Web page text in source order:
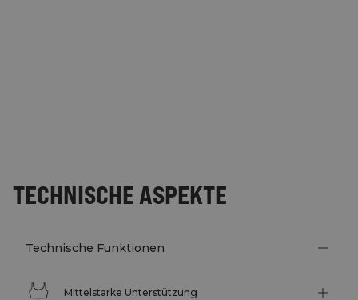
TECHNISCHE ASPEKTE
Technische Funktionen
Mittelstarke Unterstützung